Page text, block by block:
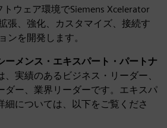
トウェア環境でSiemens Xcelerator
張、強化、カスタマイズ、接続す
ンを開発します。
ーメンス・エキスパート・パートナ
実績のあるビジネス・リーダー、
ダー、業界リーダーです。エキスパ
細については、以下をご覧くださ